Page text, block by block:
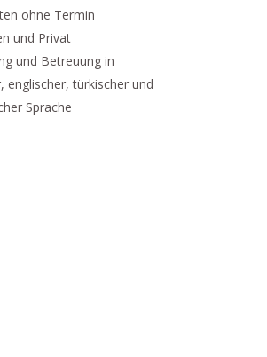
ohne Termin
und Privat
und Betreuung in
englischer, türkischer und
Sprache